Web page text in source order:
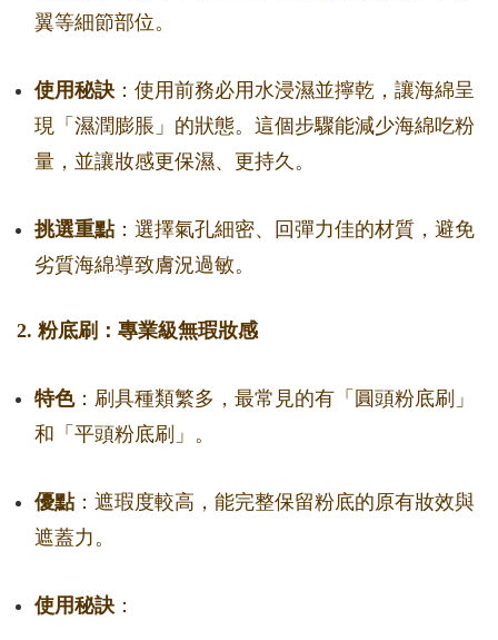
翼等細節部位。
使用秘訣 ：使用前務必用水浸濕並擰乾，讓海綿呈
現「濕潤膨脹」的狀態。這個步驟能減少海綿吃粉
量，並讓妝感更保濕、更持久。
挑選重點：選擇氣孔細密、回彈力佳的材質，避免
劣質海綿導致膚況過敏。
2. 粉底刷：專業級無瑕妝感
特色：刷具種類繁多，最常見的有「圓頭粉底刷」
和「平頭粉底刷」。
優點：遮瑕度較高，能完整保留粉底的原有妝效與
遮蓋力。
使用秘訣 ：